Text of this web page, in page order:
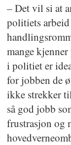
– Det vil si at
politiets arbeid
mange
i politiet er
for jobben de
ikke strekker
så god jobb
frustrasjon og